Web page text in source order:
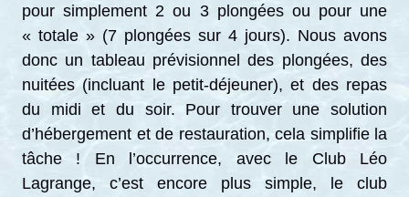
pour simplement 2 ou 3 plongées ou pour une
« totale » (7 plongées sur 4 jours). Nous avons
donc un tableau prévisionnel des plongées, des
nuitées (incluant le petit-déjeuner), et des repas
du midi et du soir. Pour trouver une solution
d’hébergement et de restauration, cela simplifie la
tâche ! En l’occurrence, avec le Club Léo
Lagrange, c’est encore plus simple, le club